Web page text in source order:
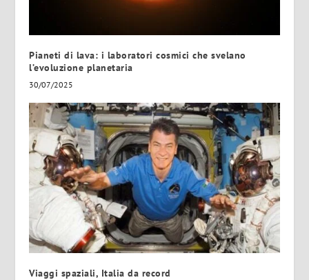
Pianeti di lava: i laboratori cosmici che svelano
l’evoluzione planetaria
30/07/2025
Viaggi spaziali, Italia da record